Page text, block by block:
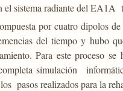
sistema radiante del
por cuatro dipolos
del tiempo y hubo
Para este proceso
simulación
pasos realizados para la